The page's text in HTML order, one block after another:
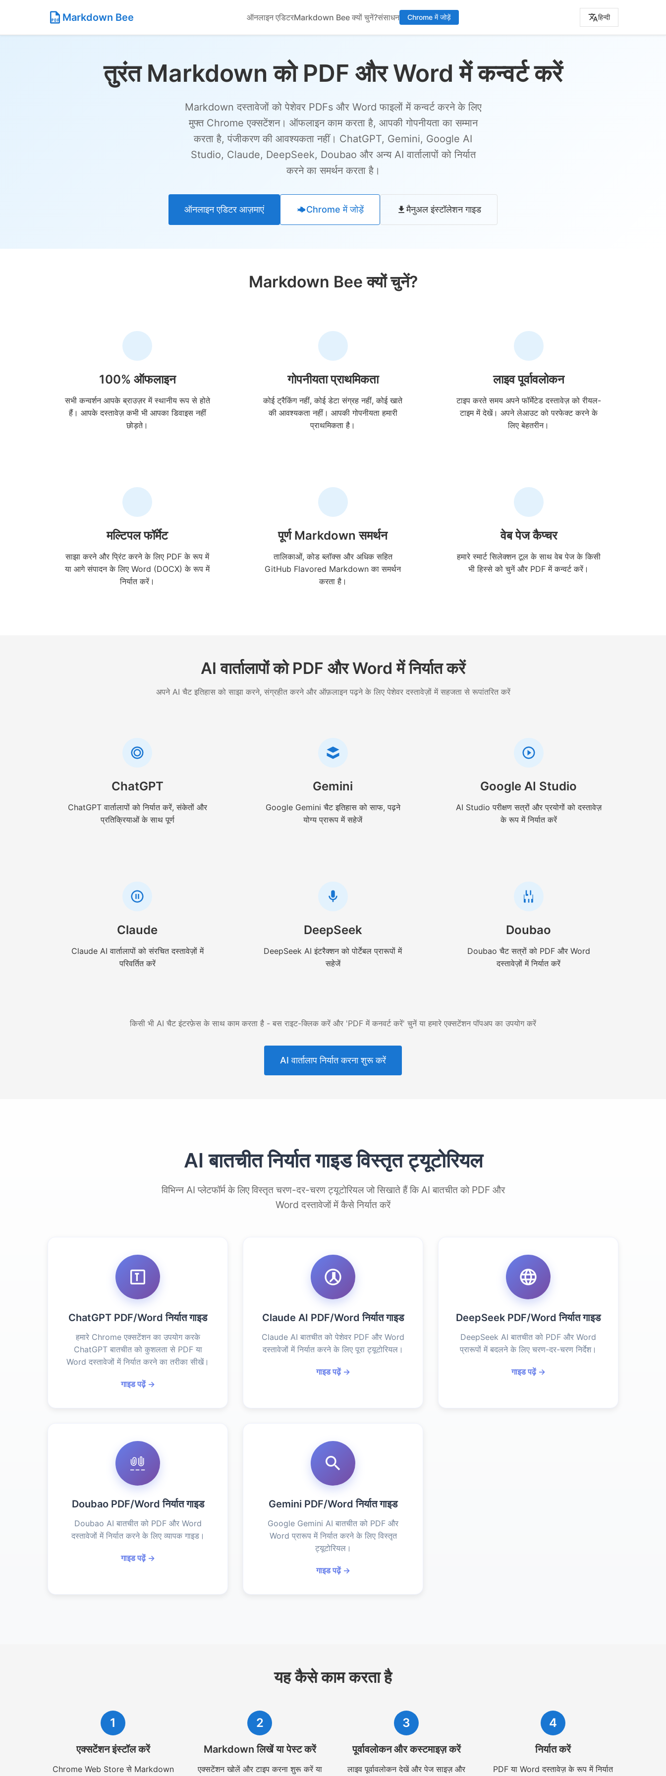
Markdown Bee ऑनलाइन एडिटरMarkdown Bee क्यों चुनें?संसाधन Chrome में जोड़ें हिन्दी
तुरंत Markdown को PDF और Word में कन्वर्ट करें
Markdown दस्तावेजों को पेशेवर PDFs और Word फाइलों में कन्वर्ट करने के लिए
मुफ्त Chrome एक्सटेंशन। ऑफलाइन काम करता है, आपकी गोपनीयता का सम्मान
करता है, पंजीकरण की आवश्यकता नहीं। ChatGPT, Gemini, Google AI
Studio, Claude, DeepSeek, Doubao और अन्य AI वार्तालापों को निर्यात
करने का समर्थन करता है।
ऑनलाइन एडिटर आज़माएं Chrome में जोड़ें मैनुअल इंस्टॉलेशन गाइड
Markdown Bee क्यों चुनें?
100% ऑफलाइन
सभी कन्वर्शन आपके ब्राउज़र में स्थानीय रूप से होते
हैं। आपके दस्तावेज़ कभी भी आपका डिवाइस नहीं
छोड़ते।
गोपनीयता प्राथमिकता
कोई ट्रैकिंग नहीं, कोई डेटा संग्रह नहीं, कोई खाते
की आवश्यकता नहीं। आपकी गोपनीयता हमारी
प्राथमिकता है।
लाइव पूर्वावलोकन
टाइप करते समय अपने फॉर्मेटेड दस्तावेज़ को रीयल-
टाइम में देखें। अपने लेआउट को परफेक्ट करने के
लिए बेहतरीन।
मल्टिपल फॉर्मेट
साझा करने और प्रिंट करने के लिए PDF के रूप में
या आगे संपादन के लिए Word (DOCX) के रूप में
निर्यात करें।
पूर्ण Markdown समर्थन
तालिकाओं, कोड ब्लॉक्स और अधिक सहित
GitHub Flavored Markdown का समर्थन
करता है।
वेब पेज कैप्चर
हमारे स्मार्ट सिलेक्शन टूल के साथ वेब पेज के किसी
भी हिस्से को चुनें और PDF में कन्वर्ट करें।
AI वार्तालापों को PDF और Word में निर्यात करें
अपने AI चैट इतिहास को साझा करने, संग्रहीत करने और ऑफ़लाइन पढ़ने के लिए पेशेवर दस्तावेज़ों में सहजता से रूपांतरित करें
ChatGPT
ChatGPT वार्तालापों को निर्यात करें, संकेतों और
प्रतिक्रियाओं के साथ पूर्ण
Gemini
Google Gemini चैट इतिहास को साफ, पढ़ने
योग्य प्रारूप में सहेजें
Google AI Studio
AI Studio परीक्षण सत्रों और प्रयोगों को दस्तावेज़
के रूप में निर्यात करें
Claude
Claude AI वार्तालापों को संरचित दस्तावेज़ों में
परिवर्तित करें
DeepSeek
DeepSeek AI इंटरैक्शन को पोर्टेबल प्रारूपों में
सहेजें
Doubao
Doubao चैट सत्रों को PDF और Word
दस्तावेज़ों में निर्यात करें
किसी भी AI चैट इंटरफ़ेस के साथ काम करता है - बस राइट-क्लिक करें और 'PDF में कनवर्ट करें' चुनें या हमारे एक्सटेंशन पॉपअप का उपयोग करें
AI वार्तालाप निर्यात करना शुरू करें
AI बातचीत निर्यात गाइड विस्तृत ट्यूटोरियल
विभिन्न AI प्लेटफॉर्म के लिए विस्तृत चरण-दर-चरण ट्यूटोरियल जो सिखाते हैं कि AI बातचीत को PDF और
Word दस्तावेजों में कैसे निर्यात करें
ChatGPT PDF/Word निर्यात गाइड
हमारे Chrome एक्सटेंशन का उपयोग करके
ChatGPT बातचीत को कुशलता से PDF या
Word दस्तावेजों में निर्यात करने का तरीका सीखें।
गाइड पढ़ें →
Claude AI PDF/Word निर्यात गाइड
Claude AI बातचीत को पेशेवर PDF और Word
दस्तावेजों में निर्यात करने के लिए पूरा ट्यूटोरियल।
गाइड पढ़ें →
DeepSeek PDF/Word निर्यात गाइड
DeepSeek AI बातचीत को PDF और Word
प्रारूपों में बदलने के लिए चरण-दर-चरण निर्देश।
गाइड पढ़ें →
Doubao PDF/Word निर्यात गाइड
Doubao AI बातचीत को PDF और Word
दस्तावेजों में निर्यात करने के लिए व्यापक गाइड।
गाइड पढ़ें →
Gemini PDF/Word निर्यात गाइड
Google Gemini AI बातचीत को PDF और
Word प्रारूप में निर्यात करने के लिए विस्तृत
ट्यूटोरियल।
गाइड पढ़ें →
यह कैसे काम करता है
1
एक्सटेंशन इंस्टॉल करें
Chrome Web Store से Markdown
2
Markdown लिखें या पेस्ट करें
एक्सटेंशन खोलें और टाइप करना शुरू करें या
3
पूर्वावलोकन और कस्टमाइज़ करें
लाइव पूर्वावलोकन देखें और पेज साइज़ और
4
निर्यात करें
PDF या Word दस्तावेज़ के रूप में निर्यात